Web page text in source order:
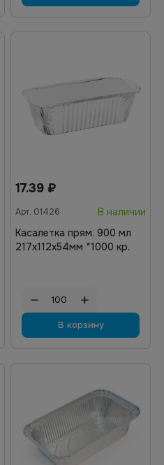
17.39 ₽
Арт. 01426
В наличии
Касалетка прям. 900 мл
217х112х54мм *1000 кр.
В корзину